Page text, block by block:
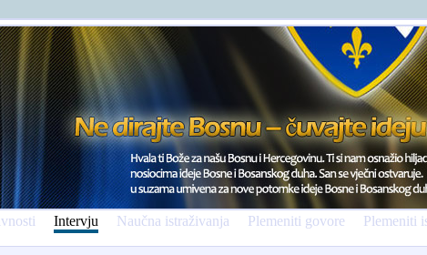
Intervju Naučna istraživanja Plemeniti govore Plemeniti